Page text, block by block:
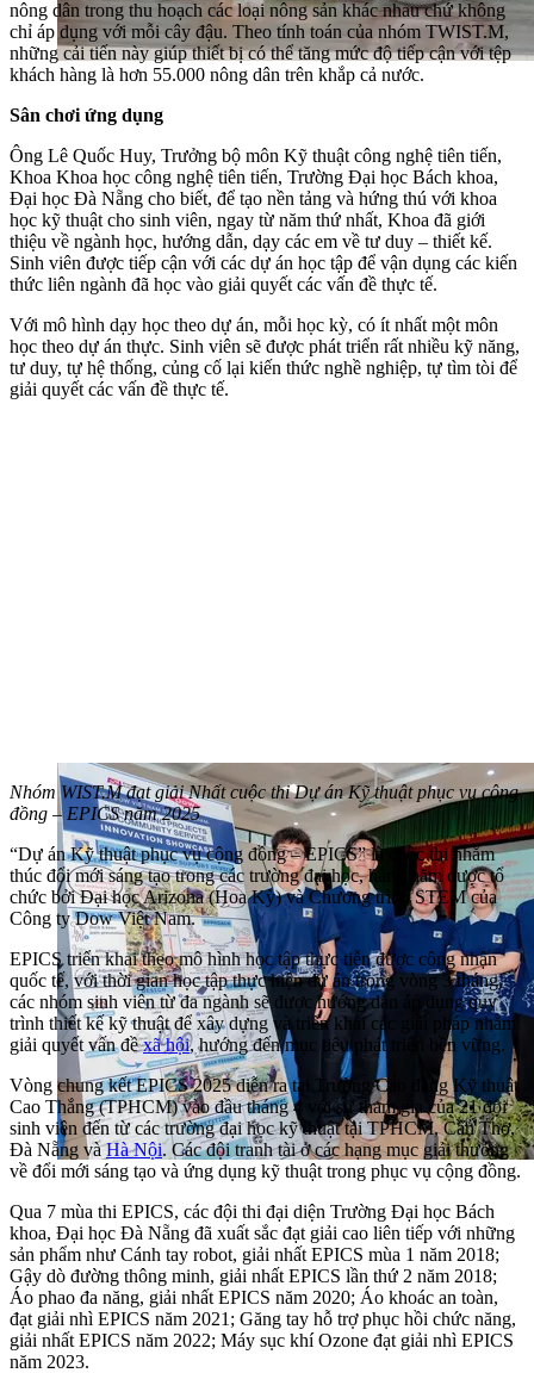
nông dân trong thu hoạch các loại nông sản khác nhau chứ không
chỉ áp dụng với mỗi cây đậu. Theo tính toán của nhóm TWIST.M,
những cải tiến này giúp thiết bị có thể tăng mức độ tiếp cận với tệp
khách hàng là hơn 55.000 nông dân trên khắp cả nước.
Sân chơi ứng dụng
Ông Lê Quốc Huy, Trưởng bộ môn Kỹ thuật công nghệ tiên tiến,
Khoa Khoa học công nghệ tiên tiến, Trường Đại học Bách khoa,
Đại học Đà Nẵng cho biết, để tạo nền tảng và hứng thú với khoa
học kỹ thuật cho sinh viên, ngay từ năm thứ nhất, Khoa đã giới
thiệu về ngành học, hướng dẫn, dạy các em về tư duy – thiết kế.
Sinh viên được tiếp cận với các dự án học tập để vận dụng các kiến
thức liên ngành đã học vào giải quyết các vấn đề thực tế.
Với mô hình dạy học theo dự án, mỗi học kỳ, có ít nhất một môn
học theo dự án thực. Sinh viên sẽ được phát triển rất nhiều kỹ năng,
tư duy, tự hệ thống, củng cố lại kiến thức nghề nghiệp, tự tìm tòi để
giải quyết các vấn đề thực tế.
Nhóm WIST.M đạt giải Nhất cuộc thi Dự án Kỹ thuật phục vụ cộng
đồng – EPICS năm 2025
“Dự án Kỹ thuật phục vụ cộng đồng – EPICS” là cuộc thi nhằm
thúc đổi mới sáng tạo trong các trường đại học, hằng năm được tổ
chức bởi Đại học Arizona (Hoa Kỳ) và Chương trình STEM của
Công ty Dow Việt Nam.
EPICS triển khai theo mô hình học tập thực tiễn được công nhận
quốc tế, với thời gian học tập thực hiện dự án trong vòng 3 tháng,
các nhóm sinh viên từ đa ngành sẽ được hướng dẫn áp dụng quy
trình thiết kế kỹ thuật để xây dựng và triển khai các giải pháp nhằm
giải quyết vấn đềxã hội, hướng đến mục tiêu phát triển bền vững.
Vòng chung kết EPICS 2025 diễn ra tại Trường Cao đẳng Kỹ thuật
Cao Thắng (TPHCM) vào đầu tháng 4 với sự tham gia của 21 đội
sinh viên đến từ các trường đại học kỹ thuật tại TPHCM, Cần Thơ,
Đà Nẵng vàHà Nội. Các đội tranh tài ở các hạng mục giải thưởng
về đổi mới sáng tạo và ứng dụng kỹ thuật trong phục vụ cộng đồng.
Qua 7 mùa thi EPICS, các đội thi đại diện Trường Đại học Bách
khoa, Đại học Đà Nẵng đã xuất sắc đạt giải cao liên tiếp với những
sản phẩm như Cánh tay robot, giải nhất EPICS mùa 1 năm 2018;
Gậy dò đường thông minh, giải nhất EPICS lần thứ 2 năm 2018;
Áo phao đa năng, giải nhất EPICS năm 2020; Áo khoác an toàn,
đạt giải nhì EPICS năm 2021; Găng tay hỗ trợ phục hồi chức năng,
giải nhất EPICS năm 2022; Máy sục khí Ozone đạt giải nhì EPICS
năm 2023.